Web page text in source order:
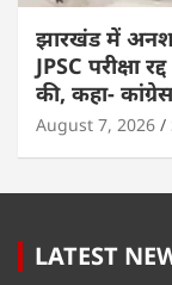
झारखंड में
JPSC परीक्षा
की, कहा-
August 7, 2026
LATEST